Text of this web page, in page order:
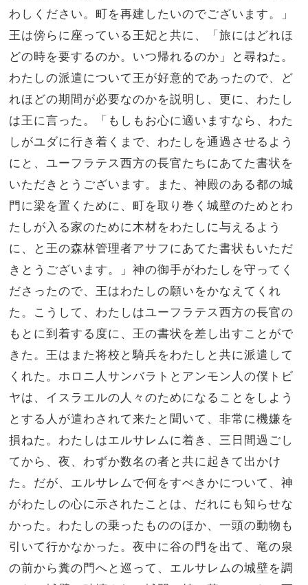
わしください。町を再建したいのでございます。」
王は傍らに座っている王妃と共に、「旅にはどれほ
どの時を要するのか。いつ帰れるのか」と尋ねた。
わたしの派遣について王が好意的であったので、ど
れほどの期間が必要なのかを説明し、更に、わたし
は王に言った。「もしもお心に適いますなら、わた
しがユダに行き着くまで、わたしを通過させるよう
にと、ユーフラテス西方の長官たちにあてた書状を
いただきとうございます。また、神殿のある都の城
門に梁を置くために、町を取り巻く城壁のためとわ
たしが入る家のために木材をわたしに与えるよう
に、と王の森林管理者アサフにあてた書状もいただ
きとうございます。」神の御手がわたしを守ってく
ださったので、王はわたしの願いをかなえてくれ
た。こうして、わたしはユーフラテス西方の長官の
もとに到着する度に、王の書状を差し出すことがで
きた。王はまた将校と騎兵をわたしと共に派遣して
くれた。ホロニ人サンバラトとアンモン人の僕トビ
ヤは、イスラエルの人々のためになることをしよう
とする人が遣わされて来たと聞いて、非常に機嫌を
損ねた。わたしはエルサレムに着き、三日間過ごし
てから、夜、わずか数名の者と共に起きて出かけ
た。だが、エルサレムで何をすべきかについて、神
がわたしの心に示されたことは、だれにも知らせな
かった。わたしの乗ったもののほか、一頭の動物も
引いて行かなかった。夜中に谷の門を出て、竜の泉
の前から糞の門へと巡って、エルサレムの城壁を調